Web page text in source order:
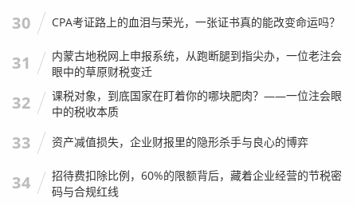
更新最快，特别是涉及到深圳特有的商事主体信息，这
第三方商业查询平台：企查查、天眼查、爱企查等
优势：界面友好，信息整合度高，它会把诉讼、知识产
权、招聘信息、关联风险全部汇总在一个页面上，非常
直观。
们的“风险评分”，有些平台因为抓取数据的时间差，或
30 CPA考证路上的血泪与荣光，一张证书真的能改变命运吗？
31
内蒙古地税网上申报系统，从跑断腿到指尖办，一位老注会
眼中的草原财税变迁
32
课税对象，到底国家在盯着你的哪块肥肉？——一位注会眼
中的税收本质
33 资产减值损失，企业财报里的隐形杀手与良心的博弈
34
招待费扣除比例，60%的限额背后，藏着企业经营的节税密
码与合规红线